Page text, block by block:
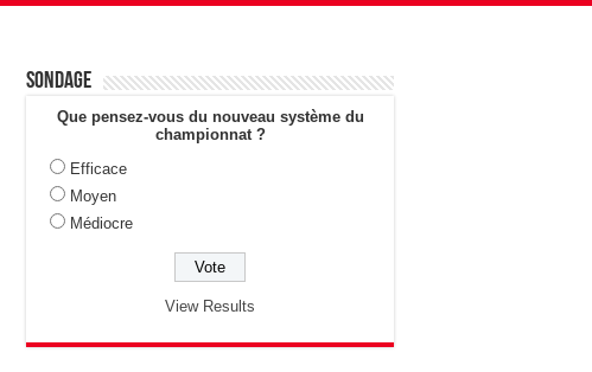
Sondage
Que pensez-vous du nouveau système du
championnat ?
Efficace
Moyen
Médiocre
View Results